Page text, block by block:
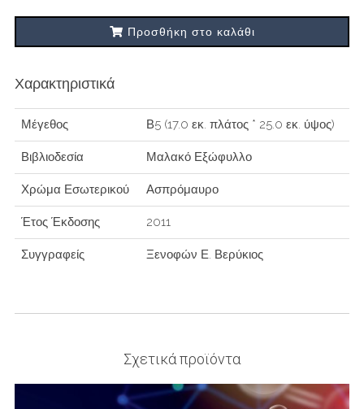
Προσθήκη στο καλάθι
Χαρακτηριστικά
Μέγεθος Β5 (17.0 εκ. πλάτος * 25.0 εκ. ύψος)
Βιβλιοδεσία Μαλακό Εξώφυλλο
Χρώμα Εσωτερικού Ασπρόμαυρο
Έτος Έκδοσης 2011
Συγγραφείς Ξενοφών Ε. Βερύκιος
Σχετικά προϊόντα